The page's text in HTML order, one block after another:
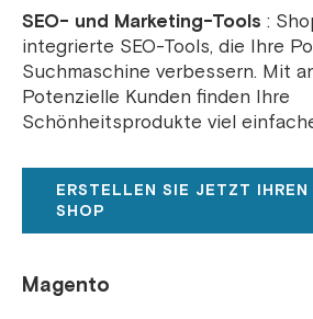
SEO- und Marketing-Tools :
integrierte SEO-Tools, die Ihre
Suchmaschine verbessern. Mit
Potenzielle Kunden finden Ihre
Schönheitsprodukte viel
ERSTELLEN SIE JETZT IHREN
SHOP
Magento